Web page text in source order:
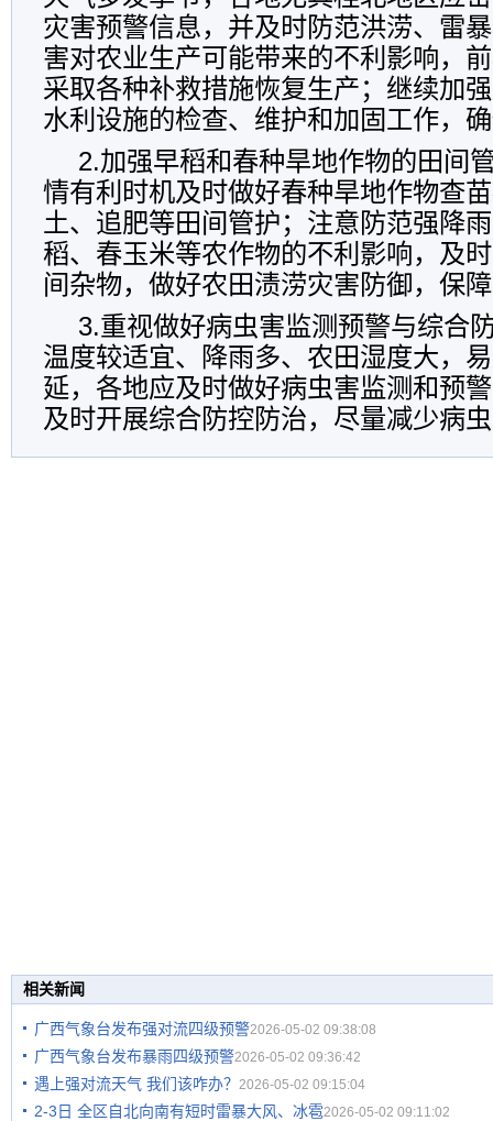
灾害预警信息，并及时防范洪涝、雷
害对农业生产可能带来的不利影响，
采取各种补救措施恢复生产；继续加
水利设施的检查、维护和加固工作，
2.加强早稻和春种旱地作物的田间
情有利时机及时做好春种旱地作物查
土、追肥等田间管护；注意防范强降
稻、春玉米等农作物的不利影响，及
间杂物，做好农田渍涝灾害防御，保
3.重视做好病虫害监测预警与综合
温度较适宜、降雨多、农田湿度大，
延，各地应及时做好病虫害监测和预
及时开展综合防控防治，尽量减少病
相关新闻
广西气象台发布强对流四级预警2026-05-02 09:38:08
广西气象台发布暴雨四级预警2026-05-02 09:36:42
遇上强对流天气 我们该咋办？ 2026-05-02 09:15:04
2-3日 全区自北向南有短时雷暴大风、冰雹2026-05-02 09:11:02